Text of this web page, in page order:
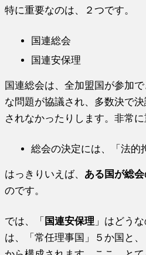
特に重要なのは、２つです。
国連総会
国連安保理
国連総会は、全加盟国が参加
な問題が協議され、多数決で
されなかったりします。非常に
総会の決定には、「法的
はっきりいえば、 ある国が総
のです。
では、「 国連安保理 」はどう
は、「常任理事国」５か国と